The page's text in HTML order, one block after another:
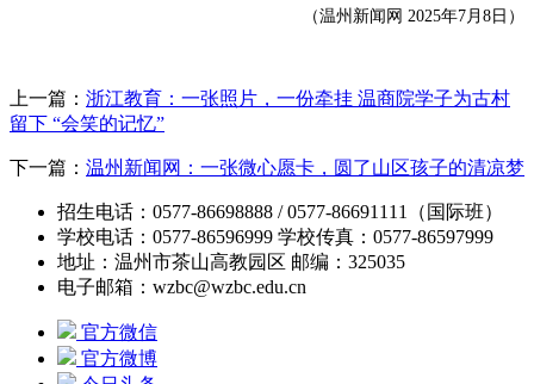
（温州新闻网 2025年7月8日）
上一篇： 浙江教育：一张照片，一份牵挂 温商院学子为古村
留下 “会笑的记忆”
下一篇： 温州新闻网：一张微心愿卡，圆了山区孩子的清凉梦
招生电话：0577-86698888 / 0577-86691111（国际班）
学校电话：0577-86596999 学校传真：0577-86597999
地址：温州市茶山高教园区 邮编：325035
电子邮箱：wzbc@wzbc.edu.cn
官方微信
官方微博